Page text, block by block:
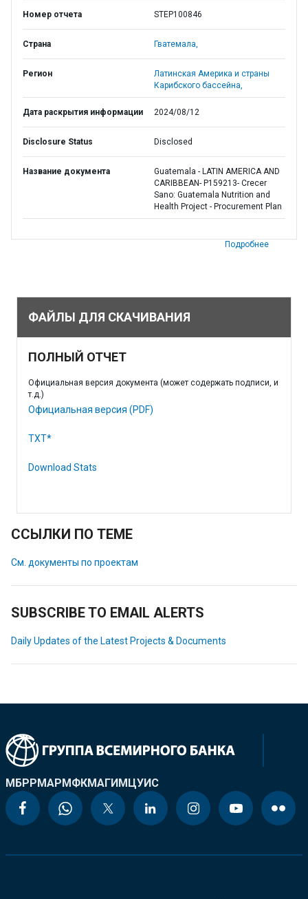
Номер отчета STEP100846
Страна Гватемала,
Регион
Латинская Америка и страны
Карибского бассейна,
Дата раскрытия информации 2024/08/12
Disclosure Status Disclosed
Название документа
Guatemala - LATIN AMERICA AND
CARIBBEAN- P159213- Crecer
Sano: Guatemala Nutrition and
Health Project - Procurement Plan
Подробнее
ФАЙЛЫ ДЛЯ СКАЧИВАНИЯ
ПОЛНЫЙ ОТЧЕТ
Официальная версия документа (может содержать подписи, и
т.д.)
Официальная версия (PDF)
TXT*
Download Stats
ССЫЛКИ ПО ТЕМЕ
См. документы по проектам
SUBSCRIBE TO EMAIL ALERTS
Daily Updates of the Latest Projects & Documents
МБРРМАРМФКМАГИМЦУИС